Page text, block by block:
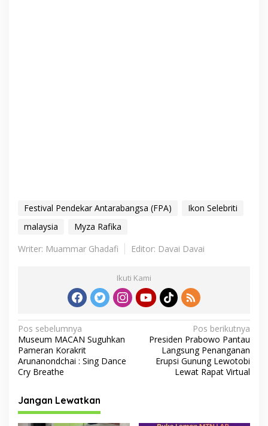
Festival Pendekar Antarabangsa (FPA)
Ikon Selebriti
malaysia
Myza Rafika
Writer: Muammar Ghadafi
Editor: Davai Davai
Ikuti Kami
N
a
v
i
g
a
Pos sebelumnya
Museum MACAN Suguhkan
Pameran Korakrit
Arunanondchai : Sing Dance
Cry Breathe
Pos berikutnya
Presiden Prabowo Pantau
Langsung Penanganan
Erupsi Gunung Lewotobi
Lewat Rapat Virtual
Jangan Lewatkan